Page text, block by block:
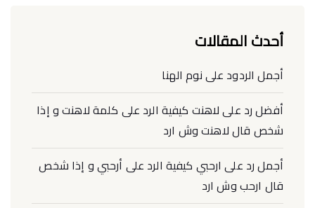
أحدث المقالات
أجمل الردود على نوم الهنا
أفضل رد على لاهنت كيفية الرد على كلمة لاهنت و إذا
شخص قال لاهنت وش ارد
أجمل رد على ارحبي كيفية الرد على أرحبي و إذا شخص
قال ارحب وش ارد